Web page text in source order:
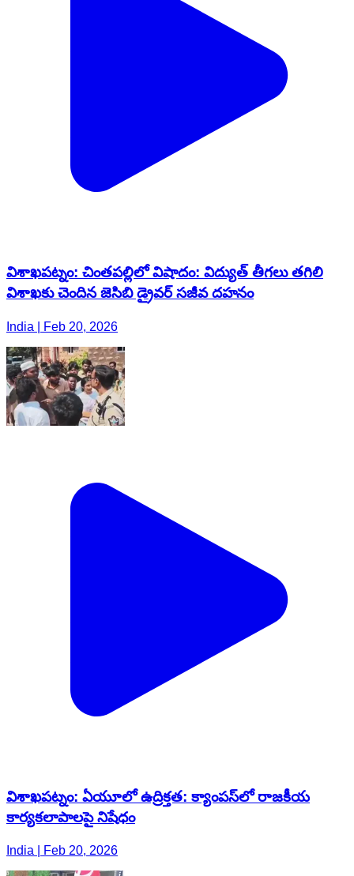
విశాఖపట్నం: చింతపల్లిలో విషాదం: విద్యుత్ తీగలు తగిలి
విశాఖ‌కు చెందిన జెసిబి డ్రైవర్ సజీవ దహనం
India | Feb 20, 2026
విశాఖపట్నం: ఏయూలో ఉద్రిక్తత: క్యాంపస్‌లో రాజకీయ
కార్యకలాపాలపై నిషేధం
India | Feb 20, 2026